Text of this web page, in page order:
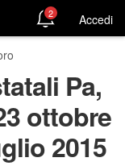
2 Accedi
Pa,
ottobre
2015